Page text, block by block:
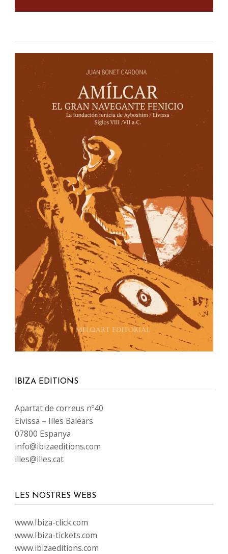
IBIZA EDITIONS
Apartat de correus nº40
Eivissa – Illes Balears
07800 Espanya
info@ibizaeditions.com
illes@illes.cat
LES NOSTRES WEBS
www.Ibiza-click.com
www.Ibiza-tickets.com
www.ibizaeditions.com